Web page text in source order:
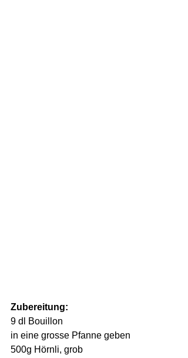
Zubereitung:
9 dl Bouillon
in eine grosse Pfanne geben
500g Hörnli, grob